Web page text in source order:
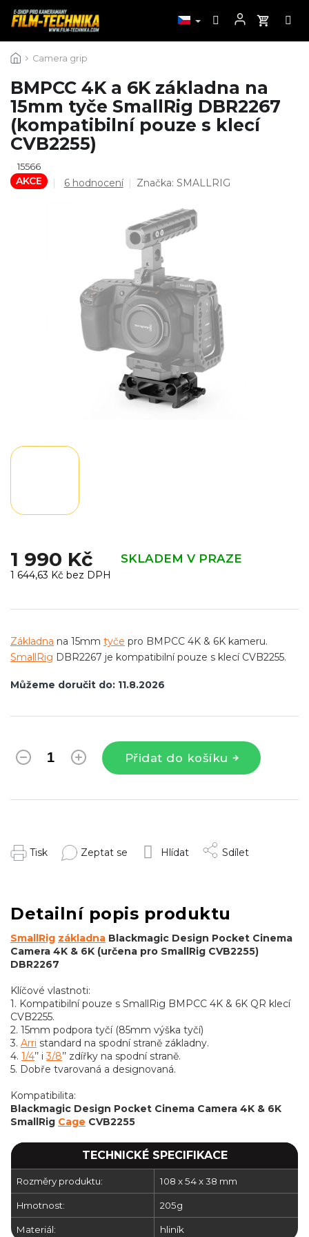
na
Camera grip
BMPCC 4K a 6K základna na
15mm tyče SmallRig DBR2267
(kompatibilní pouze s klecí
CVB2255)
15566
AKCE
Průměrné
6 hodnocení Značka:SMALLRIG
1 990 Kč SKLADEM V PRAZE
1 644,63 Kč bez DPH
cena:
Můžeme doručit do: 11.8.2026
Přidat do košíku
Základna na 15mm tyče pro BMPCC 4K & 6K kameru.
SmallRig DBR2267 je kompatibilní pouze s klecí CVB2255.
Tisk Zeptat se Hlídat Sdílet
Detailní popis produktu
SmallRig základna Blackmagic Design Pocket Cinema
Camera 4K & 6K (určena pro SmallRig CVB2255)
DBR2267
Klíčové vlastnoti:
1. Kompatibilní pouze s SmallRig BMPCC 4K & 6K QR klecí
CVB2255.
2. 15mm podpora tyčí (85mm výška tyčí)
3. Arri standard na spodní straně základny.
4. 1/4’’ i3/8’’ zdířky na spodní straně.
5. Dobře tvarovaná a designovaná.
Kompatibilita:
Blackmagic Design Pocket Cinema Camera 4K & 6K
SmallRig Cage CVB2255
TECHNICKÉ SPECIFIKACE
Rozměry produktu: 108 x 54 x 38 mm
Hmotnost: 205g
Materiál: hliník